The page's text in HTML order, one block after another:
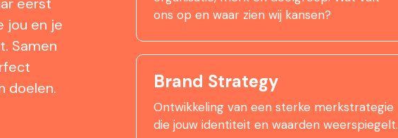
jou en je
Samen
doelen.
ons op en waar zien wij kansen?
Brand Strategy
Ontwikkeling van een sterke merkstrategie
die jouw identiteit en waarden weerspiegelt.